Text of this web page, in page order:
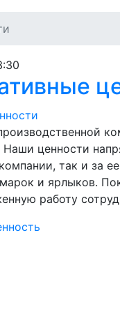
Наши ценности
так и за
и ярлыков.
работу